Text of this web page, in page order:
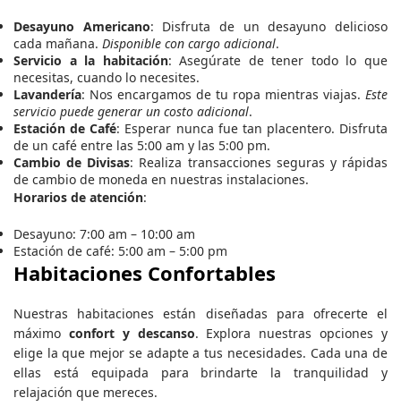
Desayuno Americano: Disfruta de un desayuno delicioso
cada mañana. Disponible con cargo adicional.
Servicio a la habitación: Asegúrate de tener todo lo que
necesitas, cuando lo necesites.
Lavandería: Nos encargamos de tu ropa mientras viajas. Este
servicio puede generar un costo adicional.
Estación de Café: Esperar nunca fue tan placentero. Disfruta
de un café entre las 5:00 am y las 5:00 pm.
Cambio de Divisas: Realiza transacciones seguras y rápidas
de cambio de moneda en nuestras instalaciones.
Horarios de atención:
Desayuno: 7:00 am – 10:00 am
Estación de café: 5:00 am – 5:00 pm
Habitaciones Confortables
Nuestras habitaciones están diseñadas para ofrecerte el
máximo confort y descanso. Explora nuestras opciones y
elige la que mejor se adapte a tus necesidades. Cada una de
ellas está equipada para brindarte la tranquilidad y
relajación que mereces.